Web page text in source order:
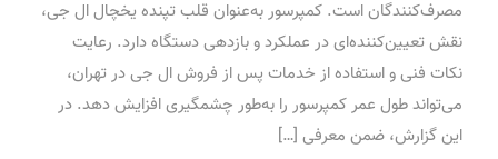
مصرف‌کنندگان است. کمپرسور به‌عنوان قلب تپنده یخچال ال جی،
نقش تعیین‌کننده‌ای در عملکرد و بازدهی دستگاه دارد. رعایت
نکات فنی و استفاده از خدمات پس از فروش ال جی در تهران،
می‌تواند طول عمر کمپرسور را به‌طور چشمگیری افزایش دهد. در
این گزارش، ضمن معرفی […]